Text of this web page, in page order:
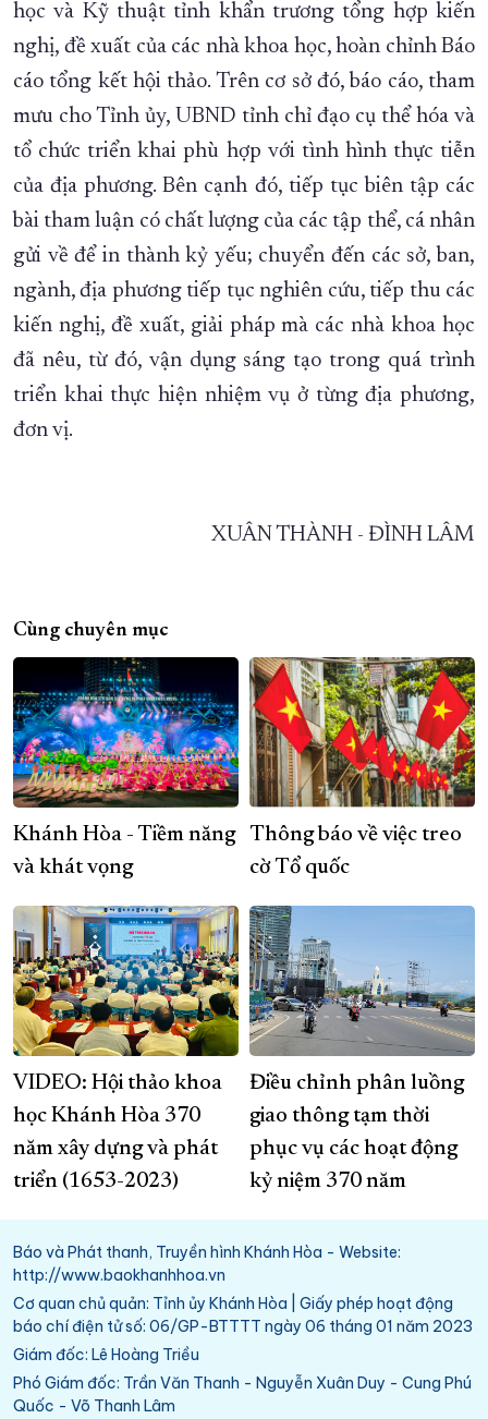
học và Kỹ thuật tỉnh khẩn trương tổng hợp kiến
nghị, đề xuất của các nhà khoa học, hoàn chỉnh Báo
cáo tổng kết hội thảo. Trên cơ sở đó, báo cáo, tham
mưu cho Tỉnh ủy, UBND tỉnh chỉ đạo cụ thể hóa và
tổ chức triển khai phù hợp với tình hình thực tiễn
của địa phương. Bên cạnh đó, tiếp tục biên tập các
bài tham luận có chất lượng của các tập thể, cá nhân
gửi về để in thành kỷ yếu; chuyển đến các sở, ban,
ngành, địa phương tiếp tục nghiên cứu, tiếp thu các
kiến nghị, đề xuất, giải pháp mà các nhà khoa học
đã nêu, từ đó, vận dụng sáng tạo trong quá trình
triển khai thực hiện nhiệm vụ ở từng địa phương,
đơn vị.
XUÂN THÀNH - ĐÌNH LÂM
Cùng chuyên mục
Khánh Hòa - Tiềm năng
và khát vọng
Thông báo về việc treo
cờ Tổ quốc
VIDEO: Hội thảo khoa
học Khánh Hòa 370
năm xây dựng và phát
triển (1653-2023)
Điều chỉnh phân luồng
giao thông tạm thời
phục vụ các hoạt động
kỷ niệm 370 năm
Báo và Phát thanh, Truyền hình Khánh Hòa - Website:
http://www.baokhanhhoa.vn
Cơ quan chủ quản: Tỉnh ủy Khánh Hòa | Giấy phép hoạt động
báo chí điện tử số: 06/GP-BTTTT ngày 06 tháng 01 năm 2023
Giám đốc: Lê Hoàng Triều
Phó Giám đốc: Trần Văn Thanh - Nguyễn Xuân Duy - Cung Phú
Quốc - Võ Thanh Lâm